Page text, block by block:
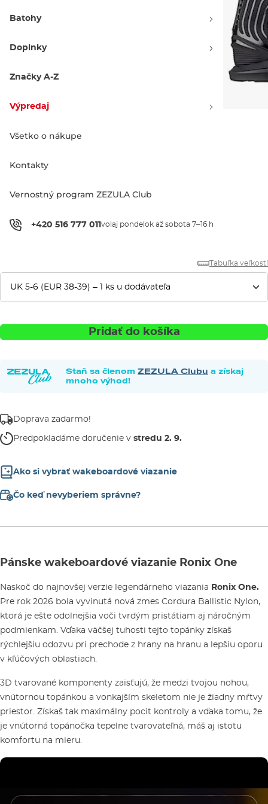
Batohy
Doplnky
Značky A-Z
Výpredaj
Všetko o nákupe
Kontakty
Vernostný program ZEZULA Club
+420 516 777 011 volaj pondelok až sobota 7–16 h
Farebné varianty
599.00 €
Tabuľka veľkostí
Pridať do košíka
Staň sa členom ZEZULA Clubu a získaj
mnoho výhod!
Doprava zadarmo!
Predpokladáme doručenie v stredu 2. 9.
Ako si vybrať wakeboardové viazanie
Čo keď nevyberiem správne?
Pánske wakeboardové viazanie Ronix One
Naskoč do najnovšej verzie legendárneho viazania Ronix One.
Pre rok 2026 bola vyvinutá nová zmes Cordura Ballistic Nylon,
ktorá je ešte odolnejšia voči tvrdým pristátiam aj náročným
podmienkam. Vďaka väčšej tuhosti tejto topánky získaš
rýchlejšiu odozvu pri prechode z hrany na hranu a lepšiu oporu
v kľúčových oblastiach.
3D tvarované komponenty zaisťujú, že medzi tvojou nohou,
vnútornou topánkou a vonkajším skeletom nie je žiadny mŕtvy
priestor. Získaš tak maximálny pocit kontroly a vďaka tomu, že
je vnútorná topánočka tepelne tvarovateľná, máš aj istotu
komfortu na mieru.